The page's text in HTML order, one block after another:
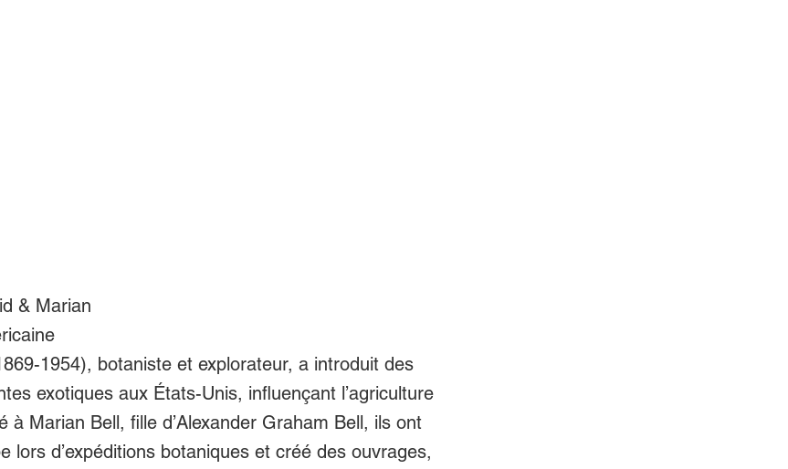
& Marian
1954), botaniste et explorateur, a introduit des
exotiques aux États-Unis, influençant l’agriculture
à Marian Bell, fille d’Alexander Graham Bell, ils ont
lors d’expéditions botaniques et créé des ouvrages,